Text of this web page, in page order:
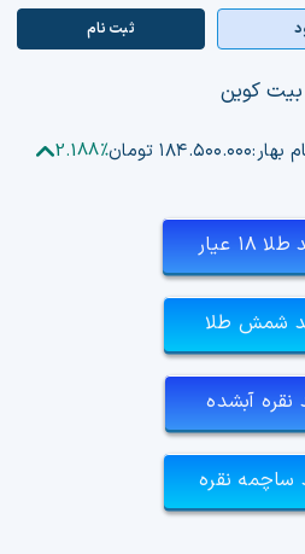
ثبت‌ نام
کوین
بهار:۱۸۴.۵۰۰.۰۰۰ تومان 2.188%
۱۸ عیار
شمش طلا
نقره آبشده
ساچمه نقره